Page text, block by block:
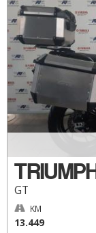
GT
KM
13.449